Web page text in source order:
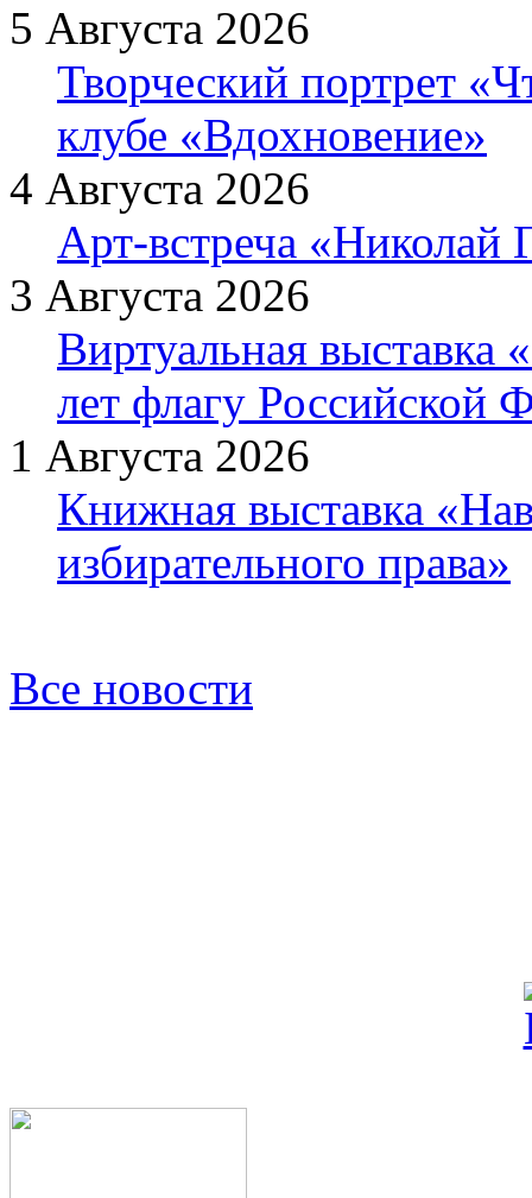
5 Августа 2026
Творческий портрет
клубе «Вдохновение»
4 Августа 2026
Арт-встреча «Николай
3 Августа 2026
Виртуальная выставка
лет флагу Российской
1 Августа 2026
Книжная выставка
избирательного права»
Все новости